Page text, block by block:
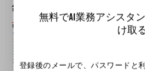
然反映されなかったの放置して
無料でAI業務アシスタ
け取
登録後のメールで、パスワードと